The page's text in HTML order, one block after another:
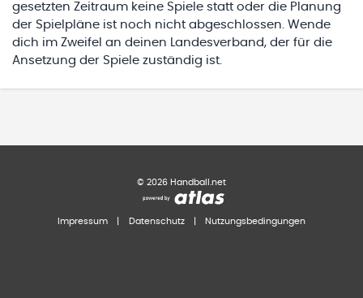
gesetzten Zeitraum keine Spiele statt oder die Planung
der Spielpläne ist noch nicht abgeschlossen. Wende
dich im Zweifel an deinen Landesverband, der für die
Ansetzung der Spiele zuständig ist.
© 2026 Handball.net
Impressum Datenschutz Nutzungsbedingungen